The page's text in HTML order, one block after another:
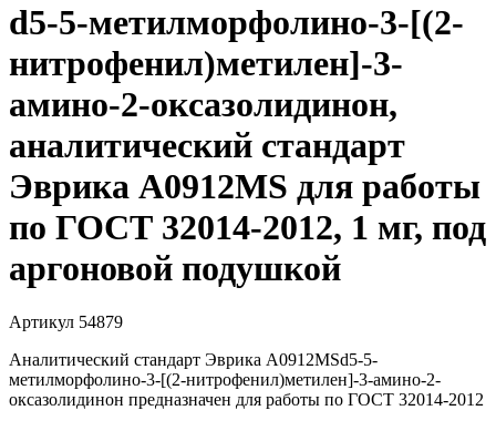
d5-5-мeтилмopфoлинo-3-[(2-
нитpoфeнил)мeтилeн]-3-
aминo-2-oкcaзoлидинoн,
аналитический стандарт
Эврика A0912MS для работы
по ГОСТ 32014-2012, 1 мг, под
аргоновой подушкой
Артикул 54879
Аналитический стандарт Эврика А0912MSd5-5-
мeтилмopфoлинo-3-[(2-нитpoфeнил)мeтилeн]-3-aминo-2-
oкcaзoлидинoн предназначен для работы по ГОСТ 32014-2012